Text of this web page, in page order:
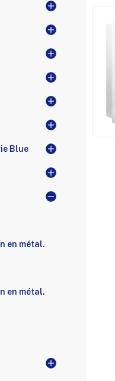
Blue
en métal.
en métal.